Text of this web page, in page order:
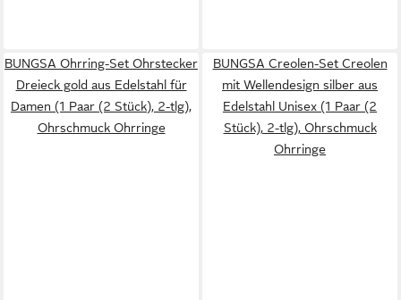
BUNGSA Ohrring-Set Ohrstecker
Dreieck gold aus Edelstahl für
Damen (1 Paar (2 Stück), 2-tlg),
Ohrschmuck Ohrringe
BUNGSA Creolen-Set Creolen
mit Wellendesign silber aus
Edelstahl Unisex (1 Paar (2
Stück), 2-tlg), Ohrschmuck
Ohrringe